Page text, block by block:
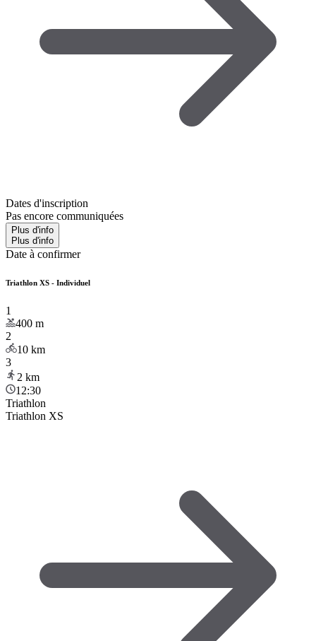
Dates d'inscription
Pas encore communiquées
Plus d'info
Plus d'info
Date à confirmer
Triathlon XS - Individuel
1
400 m
2
10 km
3
2 km
12:30
Triathlon
Triathlon XS